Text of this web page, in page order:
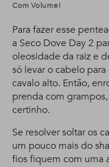
Com Volume!
Para fazer esse
a Seco Dove Day 2
oleosidade da raiz e
só levar o cabelo
cavalo alto. Então,
prenda com
certinho.
Se resolver soltar os
um pouco mais do
fios fiquem com uma